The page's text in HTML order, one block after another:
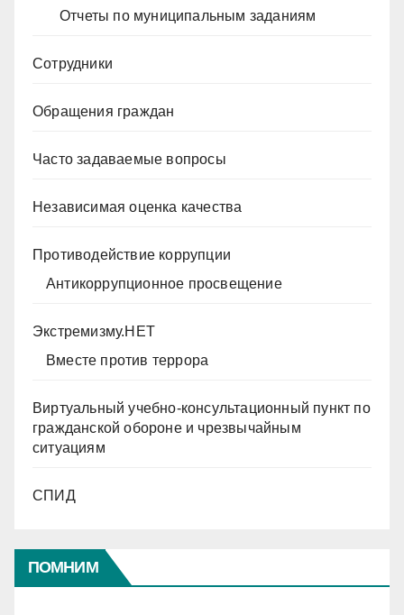
Отчеты по муниципальным заданиям
Сотрудники
Обращения граждан
Часто задаваемые вопросы
Независимая оценка качества
Противодействие коррупции
Антикоррупционное просвещение
Экстремизму.НЕТ
Вместе против террора
Виртуальный учебно-консультационный пункт по
гражданской обороне и чрезвычайным
ситуациям
СПИД
ПОМНИМ